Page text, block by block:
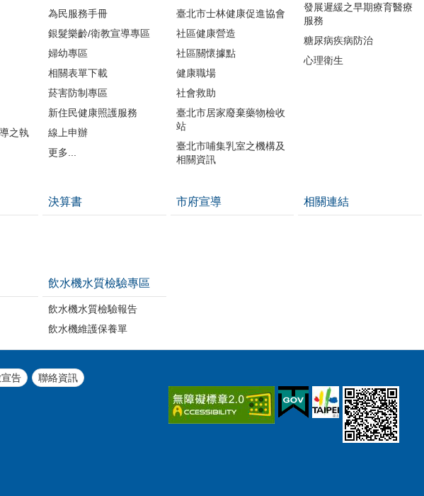
之執
為民服務手冊
銀髮樂齡/衛教宣導專區
婦幼專區
相關表單下載
菸害防制專區
新住民健康照護服務
線上申辦
更多...
臺北市士林健康促進協會
社區健康營造
社區關懷據點
健康職場
社會救助
臺北市居家廢棄藥物檢收
站
臺北市哺集乳室之機構及
相關資訊
發展遲緩之早期療育醫療
服務
糖尿病疾病防治
心理衛生
決算書 市府宣導 相關連結
飲水機水質檢驗專區
飲水機水質檢驗報告
飲水機維護保養單
告 聯絡資訊